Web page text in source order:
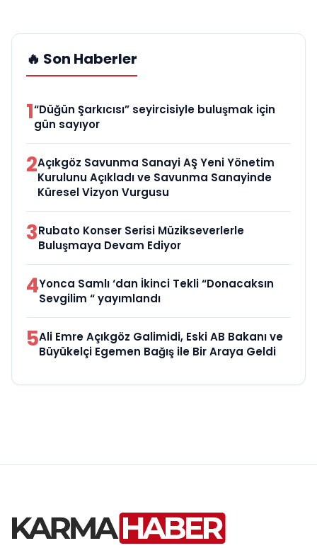
🔥 Son Haberler
1“Düğün Şarkıcısı” seyircisiyle buluşmak için
gün sayıyor
2Açıkgöz Savunma Sanayi AŞ Yeni Yönetim
Kurulunu Açıkladı ve Savunma Sanayinde
Küresel Vizyon Vurgusu
3Rubato Konser Serisi Müzikseverlerle
Buluşmaya Devam Ediyor
4Yonca Samlı ‘dan İkinci Tekli “Donacaksın
Sevgilim “ yayımlandı
5Ali Emre Açıkgöz Galimidi, Eski AB Bakanı ve
Büyükelçi Egemen Bağış ile Bir Araya Geldi